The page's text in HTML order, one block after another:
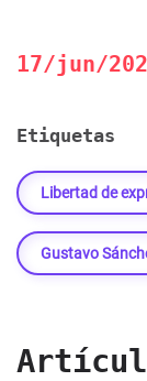
17/jun/
Etiquetas
Libertad de
Gustavo